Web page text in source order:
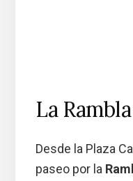
La Rambla
Desde la Plaza
paseo por la